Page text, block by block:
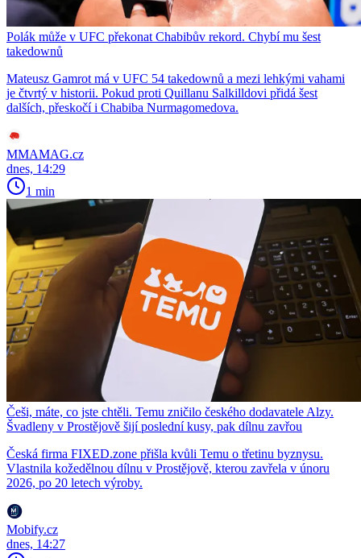
Polák může v UFC překonat Chabibův rekord. Chybí mu šest
takedownů
Mateusz Gamrot má v UFC 54 takedownů a mezi lehkými vahami
je čtvrtý v historii. Pokud proti Quillanu Salkilldovi přidá šest
dalších, přeskočí i Chabiba Nurmagomedova.
MMAMAG.cz
dnes, 14:29
1 min
Češi, máte, co jste chtěli. Temu zničilo českého dodavatele Alzy.
Švadleny v Prostějově šijí poslední kusy, pak dílnu zavřou
Česká firma FIXED.zone přišla kvůli Temu o třetinu byznysu.
Vlastnila kožedělnou dílnu v Prostějově, kterou zavřela v únoru
2026, po 20 letech výroby.
Mobify.cz
dnes, 14:27